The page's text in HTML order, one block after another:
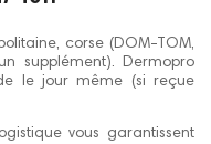
corse (DOM-TOM,
supplément). Dermopro
le jour même (si reçue
vous garantissent